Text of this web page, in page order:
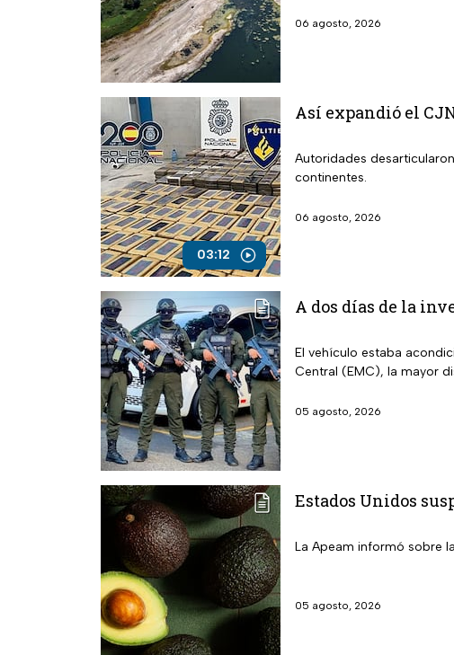
06 agosto, 2026
03:12
Así expandió el
Autoridades
continentes.
06 agosto, 2026
A dos días de la
El vehículo estaba
Central (EMC), la mayor
05 agosto, 2026
Estados Unidos
La Apeam informó sobre
05 agosto, 2026